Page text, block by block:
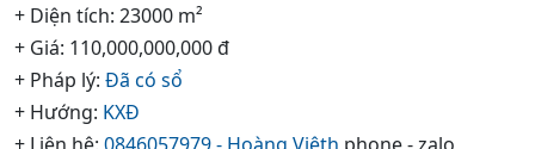
+ Diện tích: 23000 m²
+ Giá: 110,000,000,000 đ
+ Pháp lý: Đã có sổ
+ Hướng: KXĐ